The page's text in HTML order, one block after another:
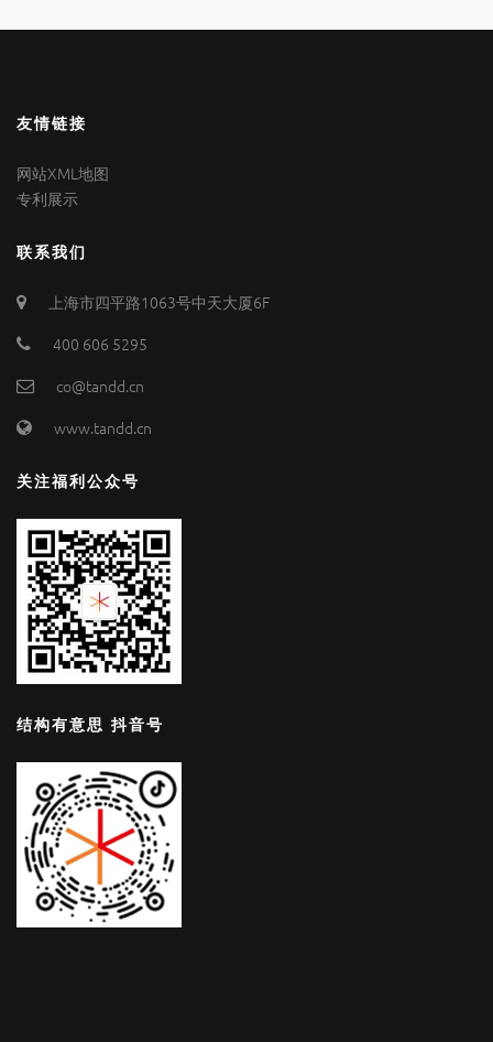
友情链接
网站XML地图
专利展示
联系我们
上海市四平路1063号中天大厦6F
400 606 5295
co@tandd.cn
www.tandd.cn
关注福利公众号
结构有意思 抖音号